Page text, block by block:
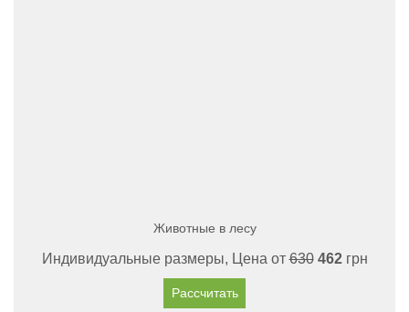
Животные в лесу
Индивидуальные размеры, Цена от630 462грн
Рассчитать